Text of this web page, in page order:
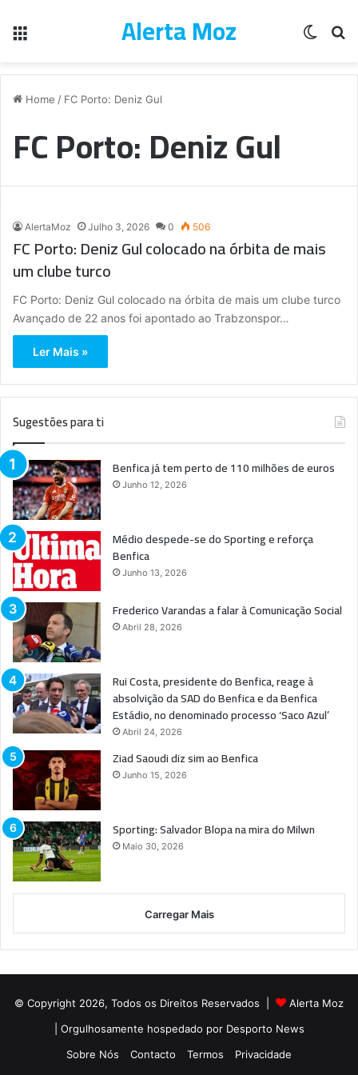
Alerta Moz
Home / FC Porto: Deniz Gul
FC Porto: Deniz Gul
AlertaMoz Julho 3, 2026 0 506
FC Porto: Deniz Gul colocado na órbita de mais
um clube turco
FC Porto: Deniz Gul colocado na órbita de mais um clube turco
Avançado de 22 anos foi apontado ao Trabzonspor…
Ler Mais »
Sugestões para ti
Benfica já tem perto de 110 milhões de euros
Junho 12, 2026
Médio despede-se do Sporting e reforça
Benfica
Junho 13, 2026
Frederico Varandas a falar à Comunicação Social
Abril 28, 2026
Rui Costa, presidente do Benfica, reage à
absolvição da SAD do Benfica e da Benfica
Estádio, no denominado processo ‘Saco Azul’
Abril 24, 2026
Ziad Saoudi diz sim ao Benfica
Junho 15, 2026
Sporting: Salvador Blopa na mira do Milwn
Maio 30, 2026
Carregar Mais
© Copyright 2026, Todos os Direitos Reservados |
Alerta Moz
| Orgulhosamente hospedado por Desporto News
Sobre Nós
Contacto Termos Privacidade